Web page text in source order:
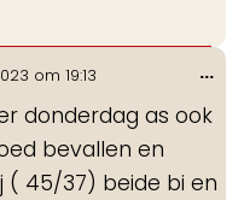
om 19:13
donderdag as ook
bevallen en
( 45/37) beide bi en
...